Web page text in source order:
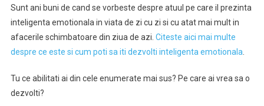
Sunt ani buni de cand se vorbeste despre atuul pe care il prezinta
inteligenta emotionala in viata de zi cu zi si cu atat mai mult in
afacerile schimbatoare din ziua de azi. Citeste aici mai multe
despre ce este si cum poti sa iti dezvolti inteligenta emotionala.
Tu ce abilitati ai din cele enumerate mai sus? Pe care ai vrea sa o
dezvolti?